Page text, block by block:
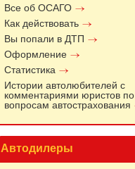
Все об ОСАГО
Как действовать
Вы попали в ДТП
Оформление
Статистика
Истории автолюбителей с
комментариями юристов по
вопросам автострахования
Автодилеры